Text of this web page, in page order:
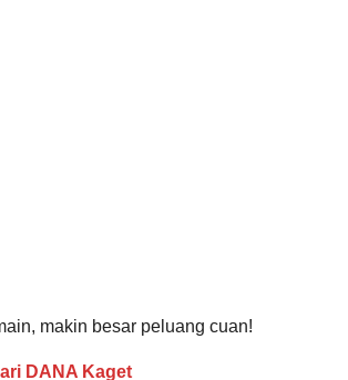
makin besar peluang cuan!
DANA Kaget